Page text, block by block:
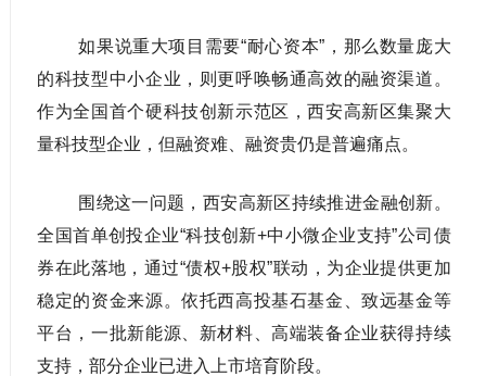
如果说重大项目需要“耐心资本”，那么数量庞大
的科技型中小企业，则更呼唤畅通高效的融资渠道。
作为全国首个硬科技创新示范区，西安高新区集聚大
量科技型企业，但融资难、融资贵仍是普遍痛点。
围绕这一问题，西安高新区持续推进金融创新。
全国首单创投企业“科技创新+中小微企业支持”公司债
券在此落地，通过“债权+股权”联动，为企业提供更加
稳定的资金来源。依托西高投基石基金、致远基金等
平台，一批新能源、新材料、高端装备企业获得持续
支持，部分企业已进入上市培育阶段。